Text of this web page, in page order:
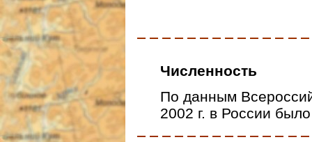
Численность
По данным
2002 г. в России